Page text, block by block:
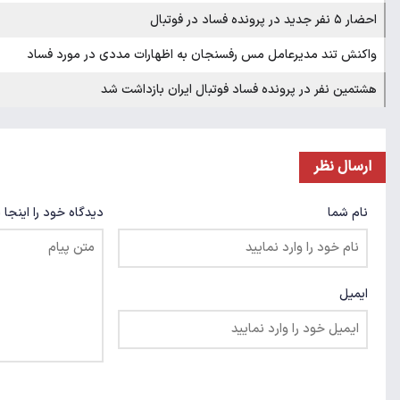
احضار ۵ نفر جدید در پرونده فساد در فوتبال
واکنش تند مدیرعامل مس رفسنجان به اظهارات مددی در مورد فساد
هشتمین نفر در پرونده فساد فوتبال ایران بازداشت شد
ارسال نظر
نام شما
ایمیل
دیدگاه خود را